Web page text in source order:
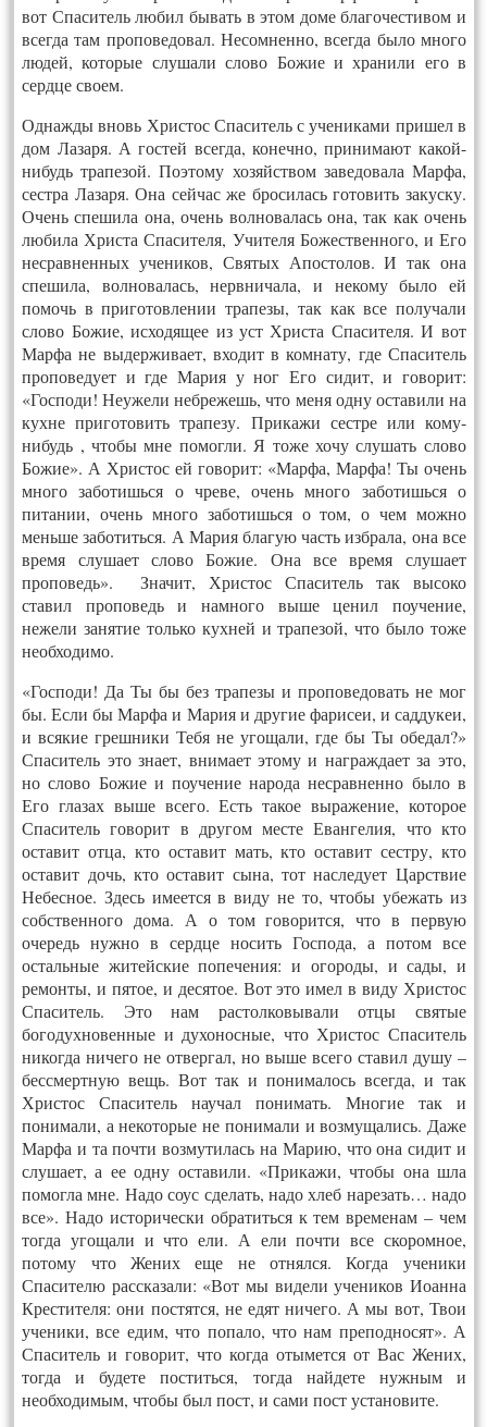
вот Спаситель любил бывать в этом доме благочестивом и
всегда там проповедовал. Несомненно, всегда было много
людей, которые слушали слово Божие и хранили его в
сердце своем.
Однажды вновь Христос Спаситель с учениками пришел в
дом Лазаря. А гостей всегда, конечно, принимают какой-
нибудь трапезой. Поэтому хозяйством заведовала Марфа,
сестра Лазаря. Она сейчас же бросилась готовить закуску.
Очень спешила она, очень волновалась она, так как очень
любила Христа Спасителя, Учителя Божественного, и Его
несравненных учеников, Святых Апостолов. И так она
спешила, волновалась, нервничала, и некому было ей
помочь в приготовлении трапезы, так как все получали
слово Божие, исходящее из уст Христа Спасителя. И вот
Марфа не выдерживает, входит в комнату, где Спаситель
проповедует и где Мария у ног Его сидит, и говорит:
«Господи! Неужели небрежешь, что меня одну оставили на
кухне приготовить трапезу. Прикажи сестре или кому-
нибудь , чтобы мне помогли. Я тоже хочу слушать слово
Божие». А Христос ей говорит: «Марфа, Марфа! Ты очень
много заботишься о чреве, очень много заботишься о
питании, очень много заботишься о том, о чем можно
меньше заботиться. А Мария благую часть избрала, она все
время слушает слово Божие. Она все время слушает
проповедь». Значит, Христос Спаситель так высоко
ставил проповедь и намного выше ценил поучение,
нежели занятие только кухней и трапезой, что было тоже
необходимо.
«Господи! Да Ты бы без трапезы и проповедовать не мог
бы. Если бы Марфа и Мария и другие фарисеи, и саддукеи,
и всякие грешники Тебя не угощали, где бы Ты обедал?»
Спаситель это знает, внимает этому и награждает за это,
но слово Божие и поучение народа несравненно было в
Его глазах выше всего. Есть такое выражение, которое
Спаситель говорит в другом месте Евангелия, что кто
оставит отца, кто оставит мать, кто оставит сестру, кто
оставит дочь, кто оставит сына, тот наследует Царствие
Небесное. Здесь имеется в виду не то, чтобы убежать из
собственного дома. А о том говорится, что в первую
очередь нужно в сердце носить Господа, а потом все
остальные житейские попечения: и огороды, и сады, и
ремонты, и пятое, и десятое. Вот это имел в виду Христос
Спаситель. Это нам растолковывали отцы святые
богодухновенные и духоносные, что Христос Спаситель
никогда ничего не отвергал, но выше всего ставил душу –
бессмертную вещь. Вот так и понималось всегда, и так
Христос Спаситель научал понимать. Многие так и
понимали, а некоторые не понимали и возмущались. Даже
Марфа и та почти возмутилась на Марию, что она сидит и
слушает, а ее одну оставили. «Прикажи, чтобы она шла
помогла мне. Надо соус сделать, надо хлеб нарезать… надо
все». Надо исторически обратиться к тем временам – чем
тогда угощали и что ели. А ели почти все скоромное,
потому что Жених еще не отнялся. Когда ученики
Спасителю рассказали: «Вот мы видели учеников Иоанна
Крестителя: они постятся, не едят ничего. А мы вот, Твои
ученики, все едим, что попало, что нам преподносят». А
Спаситель и говорит, что когда отымется от Вас Жених,
тогда и будете поститься, тогда найдете нужным и
необходимым, чтобы был пост, и сами пост установите.